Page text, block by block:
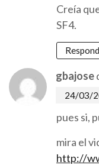
Creía
SF4.
gbajose
24/03/
pues si,
mira el
http://